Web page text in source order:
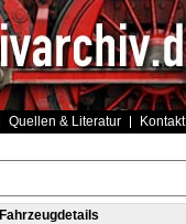
Quellen & Literatur Kontakt
Fahrzeugdetails